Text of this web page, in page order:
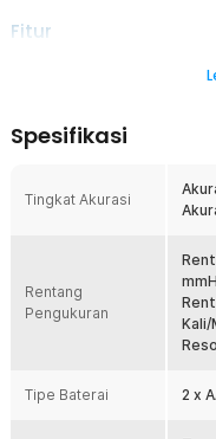
Fitur
memasangnya di
pengguna yang
Pengukuran Akurat
dengan tingkat akurasi
untuk denyut nadi. Hasil
membantu Anda
Teknologi ini membuat
Fitur suara pada
Spesifikasi
Tingkat Akurasi
Rentang
Pengukuran
Kali/
Tipe Baterai 2 x